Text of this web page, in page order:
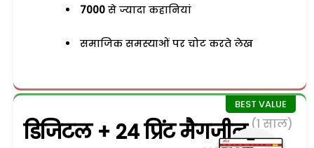
7000 से ज्यादा कहानियां
समाजिक समस्याओं पर चोट करते लेख
डिजिटल + 24 प्रिंट मैगजीन (1 साल)